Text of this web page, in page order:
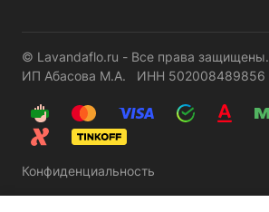
© Lavandaflo.ru - Все права защищены.
ИП Абасова М.А. ИНН 502008489856
Конфиденциальность